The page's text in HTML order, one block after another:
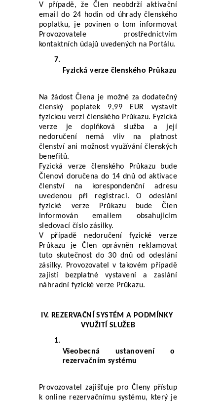
V případě, že Člen neobdrží aktivační
email do 24 hodin od úhrady členského
poplatku, je povinen o tom informovat
Provozovatele prostřednictvím
kontaktních údajů uvedených na Portálu.
Fyzická verze členského Průkazu
Na žádost Člena je možné za dodatečný
členský poplatek 9,99 EUR vystavit
fyzickou verzi členského Průkazu. Fyzická
verze je doplňková služba a její
nedoručení nemá vliv na platnost
členství ani možnost využívání členských
benefitů.
Fyzická verze členského Průkazu bude
Členovi doručena do 14 dnů od aktivace
členství na korespondenční adresu
uvedenou při registraci. O odeslání
fyzické verze Průkazu bude Člen
informován emailem obsahujícím
sledovací číslo zásilky.
V případě nedoručení fyzické verze
Průkazu je Člen oprávněn reklamovat
tuto skutečnost do 30 dnů od odeslání
zásilky. Provozovatel v takovém případě
zajistí bezplatné vystavení a zaslání
náhradní fyzické verze Průkazu.
IV. REZERVAČNÍ SYSTÉM A PODMÍNKY
VYUŽITÍ SLUŽEB
Všeobecná ustanovení o
rezervačním systému
Provozovatel zajišťuje pro Členy přístup
k online rezervačnímu systému, který je